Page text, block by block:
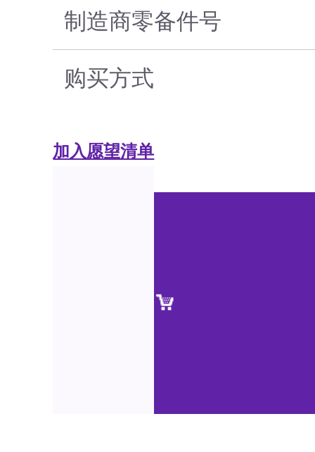
制造商零备件号
购买方式
加入愿望清单